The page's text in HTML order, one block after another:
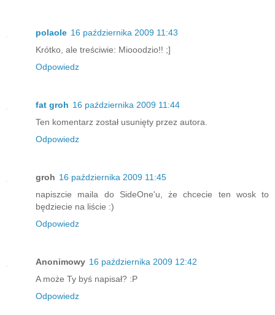
polaole 16 października 2009 11:43
Krótko, ale treściwie: Miooodzio!! ;]
Odpowiedz
fat groh 16 października 2009 11:44
Ten komentarz został usunięty przez autora.
Odpowiedz
groh 16 października 2009 11:45
napiszcie maila do SideOne'u, że chcecie ten wosk to
będziecie na liście :)
Odpowiedz
Anonimowy 16 października 2009 12:42
A może Ty byś napisał? :P
Odpowiedz